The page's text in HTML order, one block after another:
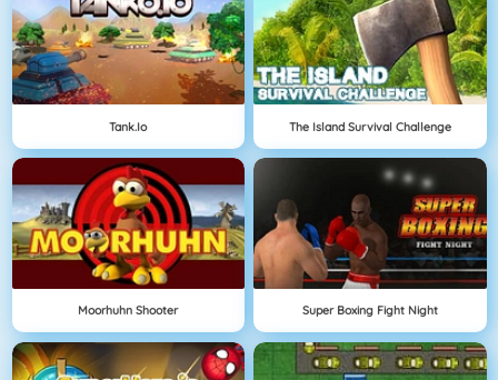
Tank.io The Island Survival Challenge
Moorhuhn Shooter Super Boxing Fight Night